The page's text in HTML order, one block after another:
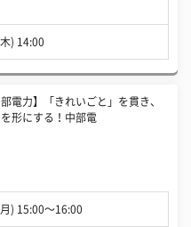
) 14:00
部電力】「きれいごと」を貫き、
形にする！中部電
) 15:00〜16:00